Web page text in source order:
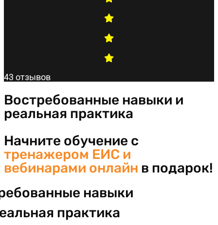
43 отзывов
Востребованные навыки и
реальная практика
Начните обучение с
тренажером ЕИС и
вебинарами онлайн в подарок!
навыки
практика